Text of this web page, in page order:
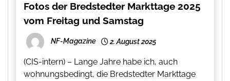
Fotos der Bredstedter Markttage 2025
vom Freitag und Samstag
NF-Magazine 2. August 2025
(CIS-intern) – Lange Jahre habe ich, auch
wohnungsbedingt, die Bredstedter Markttage